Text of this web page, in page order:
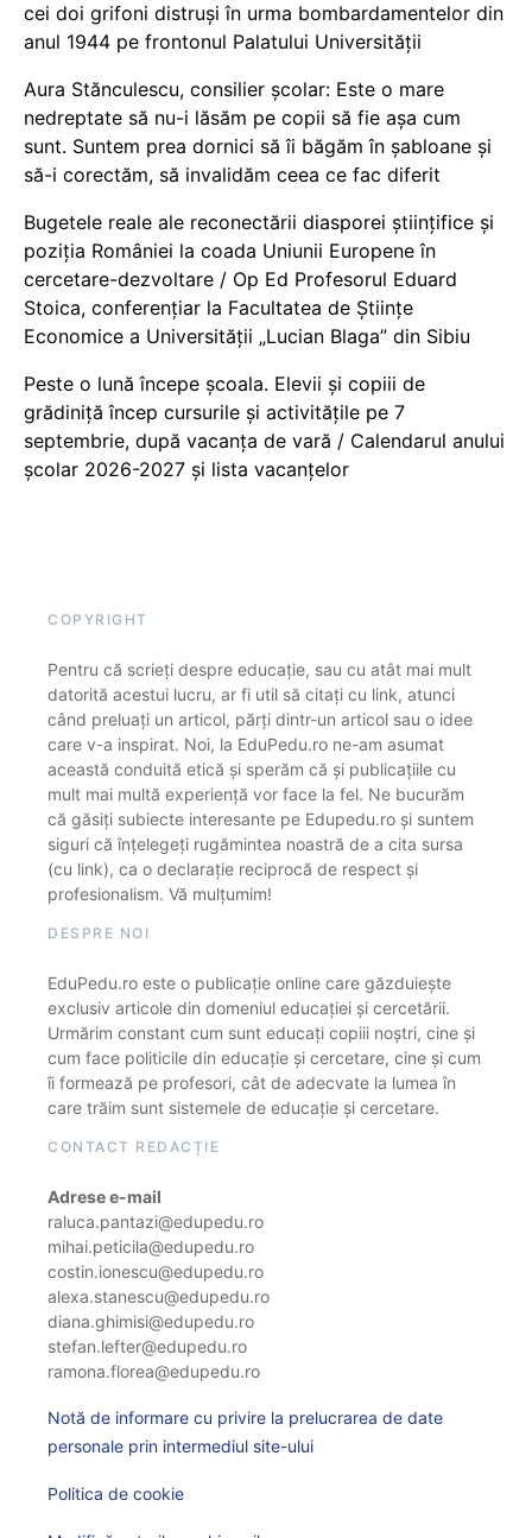
cei doi grifoni distruși în urma bombardamentelor din
anul 1944 pe frontonul Palatului Universității
Aura Stănculescu, consilier școlar: Este o mare
nedreptate să nu-i lăsăm pe copii să fie așa cum
sunt. Suntem prea dornici să îi băgăm în șabloane și
să-i corectăm, să invalidăm ceea ce fac diferit
Bugetele reale ale reconectării diasporei științifice și
poziția României la coada Uniunii Europene în
cercetare-dezvoltare / Op Ed Profesorul Eduard
Stoica, conferențiar la Facultatea de Științe
Economice a Universității „Lucian Blaga” din Sibiu
Peste o lună începe școala. Elevii și copiii de
grădiniță încep cursurile și activitățile pe 7
septembrie, după vacanța de vară / Calendarul anului
școlar 2026-2027 și lista vacanțelor
COPYRIGHT
Pentru că scrieți despre educație, sau cu atât mai mult
datorită acestui lucru, ar fi util să citați cu link, atunci
când preluați un articol, părți dintr-un articol sau o idee
care v-a inspirat. Noi, la EduPedu.ro ne-am asumat
această conduită etică și sperăm că și publicațiile cu
mult mai multă experiență vor face la fel. Ne bucurăm
că găsiți subiecte interesante pe Edupedu.ro și suntem
siguri că înțelegeți rugămintea noastră de a cita sursa
(cu link), ca o declarație reciprocă de respect și
profesionalism. Vă mulțumim!
DESPRE NOI
EduPedu.ro este o publicație online care găzduiește
exclusiv articole din domeniul educației și cercetării.
Urmărim constant cum sunt educați copiii noștri, cine și
cum face politicile din educație și cercetare, cine și cum
îi formează pe profesori, cât de adecvate la lumea în
care trăim sunt sistemele de educație și cercetare.
CONTACT REDACȚIE
Adrese e-mail
raluca.pantazi@edupedu.ro
mihai.peticila@edupedu.ro
costin.ionescu@edupedu.ro
alexa.stanescu@edupedu.ro
diana.ghimisi@edupedu.ro
stefan.lefter@edupedu.ro
ramona.florea@edupedu.ro
Notă de informare cu privire la prelucrarea de date
personale prin intermediul site-ului
Politica de cookie